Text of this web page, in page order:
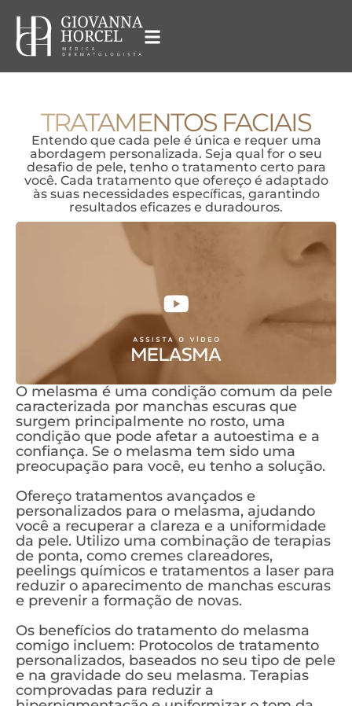
TRATAMENTOS FACIAIS
Entendo que cada pele é única e requer uma
abordagem personalizada. Seja qual for o seu
desafio de pele, tenho o tratamento certo para
você. Cada tratamento que ofereço é adaptado
às suas necessidades específicas, garantindo
resultados eficazes e duradouros.
O melasma é uma condição comum da pele
caracterizada por manchas escuras que
surgem principalmente no rosto, uma
condição que pode afetar a autoestima e a
confiança. Se o melasma tem sido uma
preocupação para você, eu tenho a solução.
Ofereço tratamentos avançados e
personalizados para o melasma, ajudando
você a recuperar a clareza e a uniformidade
da pele. Utilizo uma combinação de terapias
de ponta, como cremes clareadores,
peelings químicos e tratamentos a laser para
reduzir o aparecimento de manchas escuras
e prevenir a formação de novas.
Os benefícios do tratamento do melasma
comigo incluem: Protocolos de tratamento
personalizados, baseados no seu tipo de pele
e na gravidade do seu melasma. Terapias
comprovadas para reduzir a